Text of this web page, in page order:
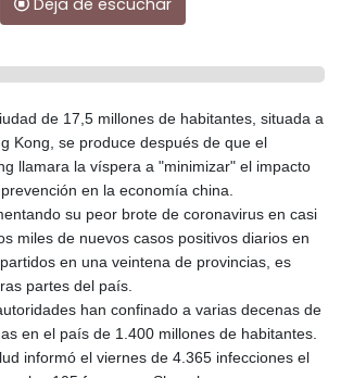
Deja de escuchar
de 17,5 millones de habitantes, situada a
Kong, se produce después de que el
llamara la víspera a "minimizar" el impacto
en la economía china.
su peor brote de coronavirus en casi
miles de nuevos casos positivos diarios en
en una veintena de provincias, es
partes del país.
han confinado a varias decenas de
en el país de 1.400 millones de habitantes.
informó el viernes de 4.365 infecciones el